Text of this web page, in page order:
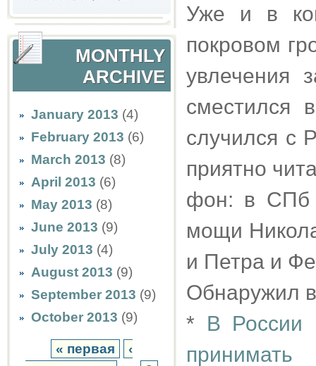
MONTHLY
ARCHIVE
January 2013 (4)
February 2013 (6)
March 2013 (8)
April 2013 (6)
May 2013 (8)
June 2013 (9)
July 2013 (4)
August 2013 (9)
September 2013 (9)
October 2013 (9)
« первая
‹
Уже и в
покровом
увлечения
сместился
случился с
приятно
фон: в СПб
мощи
и Петра и
Обнаружил
* В России